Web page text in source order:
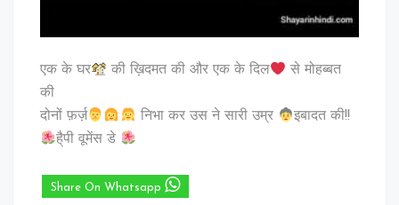
एक के घर की ख़िदमत की और एक के दिल
से मोहब्बत
की
दोनों फ़र्ज़
निभा कर उस ने सारी उम्र
इबादत की!!
है्पी वूमेंस डे
Share On Whatsapp